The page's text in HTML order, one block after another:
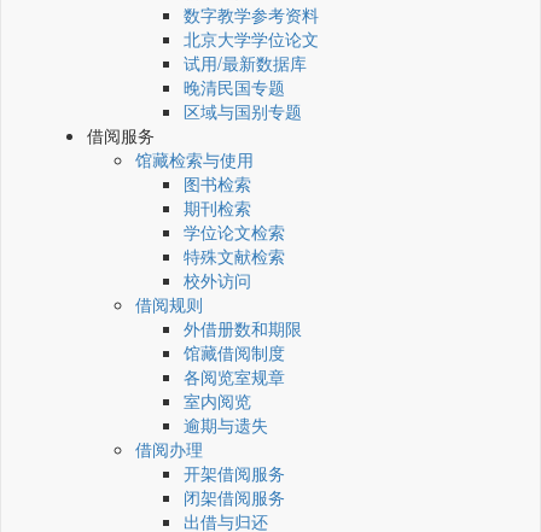
数字教学参考资料
北京大学学位论文
试用/最新数据库
晚清民国专题
区域与国别专题
借阅服务
馆藏检索与使用
图书检索
期刊检索
学位论文检索
特殊文献检索
校外访问
借阅规则
外借册数和期限
馆藏借阅制度
各阅览室规章
室内阅览
逾期与遗失
借阅办理
开架借阅服务
闭架借阅服务
出借与归还